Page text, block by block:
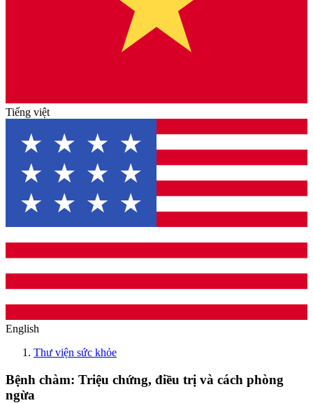
Tiếng việt
English
Thư viện sức khỏe
Bệnh chàm: Triệu chứng, điều trị và cách phòng
ngừa